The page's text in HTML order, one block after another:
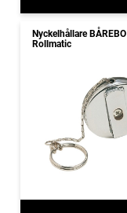
Nyckelhållare BÅREBO
Rollmatic